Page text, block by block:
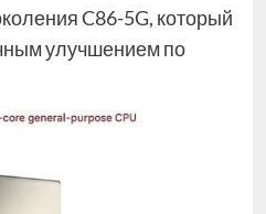
C86-5G, который
улучшением по